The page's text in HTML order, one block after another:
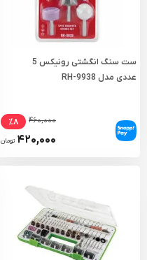
ست سنگ انگشتی رونیکس 5
عددی مدل RH-9938
۴۶۰,۰۰۰ ٪۸
۴۲۰,۰۰۰ تومان